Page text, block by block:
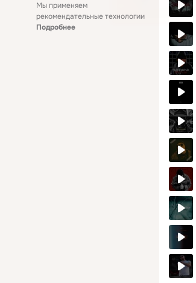
Мы применяем
рекомендательные технологии
Подробнее